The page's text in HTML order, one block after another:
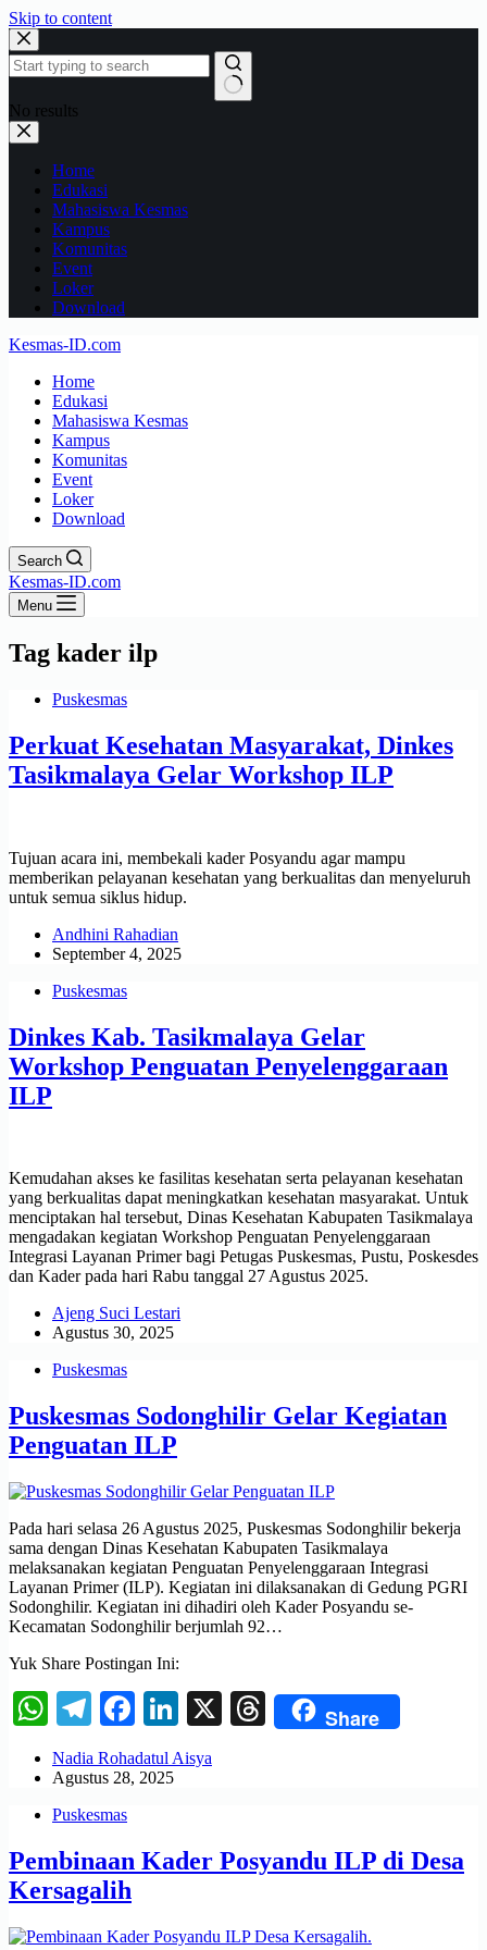
Skip to content
No results
Home
Edukasi
Mahasiswa Kesmas
Kampus
Komunitas
Event
Loker
Download
Kesmas-ID.com
Home
Edukasi
Mahasiswa Kesmas
Kampus
Komunitas
Event
Loker
Download
Search
Kesmas-ID.com
Menu
Tag kader ilp
Puskesmas
Perkuat Kesehatan Masyarakat, Dinkes
Tasikmalaya Gelar Workshop ILP
Tujuan acara ini, membekali kader Posyandu agar mampu
memberikan pelayanan kesehatan yang berkualitas dan menyeluruh
untuk semua siklus hidup.
Andhini Rahadian
September 4, 2025
Puskesmas
Dinkes Kab. Tasikmalaya Gelar
Workshop Penguatan Penyelenggaraan
ILP
Kemudahan akses ke fasilitas kesehatan serta pelayanan kesehatan
yang berkualitas dapat meningkatkan kesehatan masyarakat. Untuk
menciptakan hal tersebut, Dinas Kesehatan Kabupaten Tasikmalaya
mengadakan kegiatan Workshop Penguatan Penyelenggaraan
Integrasi Layanan Primer bagi Petugas Puskesmas, Pustu, Poskesdes
dan Kader pada hari Rabu tanggal 27 Agustus 2025.
Ajeng Suci Lestari
Agustus 30, 2025
Puskesmas
Puskesmas Sodonghilir Gelar Kegiatan
Penguatan ILP
Pada hari selasa 26 Agustus 2025, Puskesmas Sodonghilir bekerja
sama dengan Dinas Kesehatan Kabupaten Tasikmalaya
melaksanakan kegiatan Penguatan Penyelenggaraan Integrasi
Layanan Primer (ILP). Kegiatan ini dilaksanakan di Gedung PGRI
Sodonghilir. Kegiatan ini dihadiri oleh Kader Posyandu se-
Kecamatan Sodonghilir berjumlah 92…
Yuk Share Postingan Ini:
WhatsApp
Telegram
Facebook
LinkedIn
X Threads
Share
Nadia Rohadatul Aisya
Agustus 28, 2025
Puskesmas
Pembinaan Kader Posyandu ILP di Desa
Kersagalih